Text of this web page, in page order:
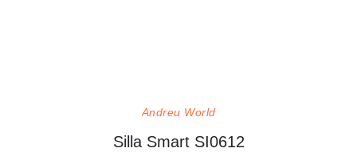
Andreu World
Silla Smart SI0612